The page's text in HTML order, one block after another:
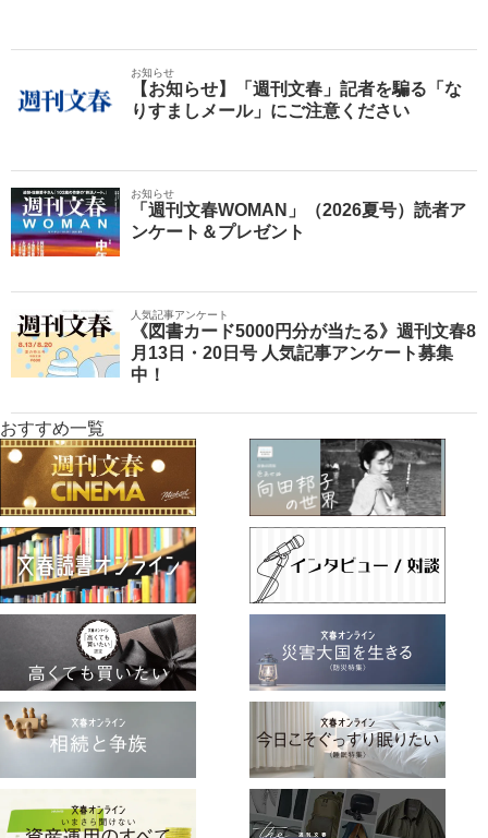
お知らせ
【お知らせ】「週刊文春」記者を騙る「な
りすましメール」にご注意ください
お知らせ
「週刊文春WOMAN」（2026夏号）読者ア
ンケート＆プレゼント
人気記事アンケート
《図書カード5000円分が当たる》週刊文春8
月13日・20日号 人気記事アンケート募集
中！
おすすめ一覧